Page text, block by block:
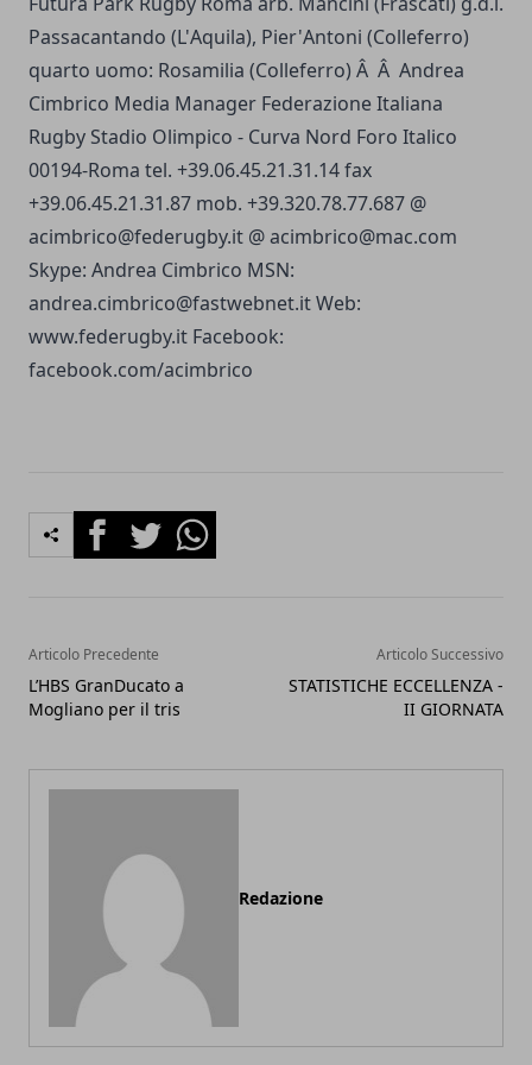
Passacantando (L'Aquila), Pier'Antoni (Colleferro)
quarto uomo: Rosamilia (Colleferro) Â Â Andrea
Cimbrico Media Manager Federazione Italiana
Rugby Stadio Olimpico - Curva Nord Foro Italico
00194-Roma tel. +39.06.45.21.31.14 fax
+39.06.45.21.31.87 mob. +39.320.78.77.687 @
acimbrico@federugby.it @acimbrico@mac.com
Skype: Andrea Cimbrico MSN:
andrea.cimbrico@fastwebnet.itWeb:
www.federugby.it Facebook:
facebook.com/acimbrico
FacebookTwitterWhatsapp
Articolo Precedente
L’HBS GranDucato a
Mogliano per il tris
Articolo Successivo
STATISTICHE ECCELLENZA -
II GIORNATA
Redazione